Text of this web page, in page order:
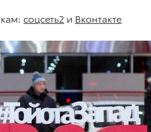
соцсеть2 и Вконтакте